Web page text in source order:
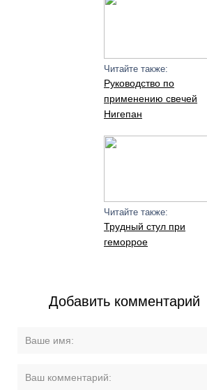
Читайте также:
Руководство по
применению свечей
Нигепан
Читайте также:
Трудный стул при
геморрое
Добавить комментарий